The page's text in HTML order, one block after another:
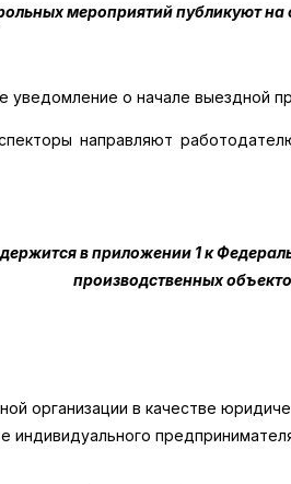
мероприятий публикуют
о начале выездной
направляют
в приложении 1 к
производственных
организации в качестве
индивидуального